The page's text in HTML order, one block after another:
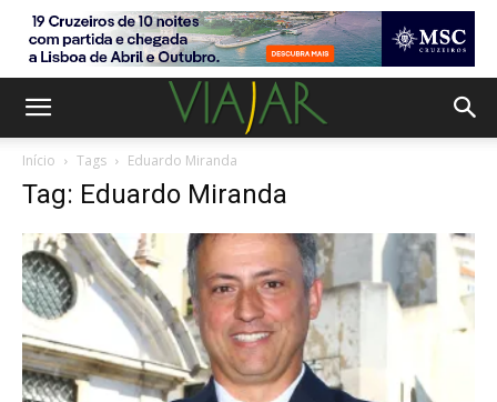
Início Tags Eduardo Miranda
Tag: Eduardo Miranda